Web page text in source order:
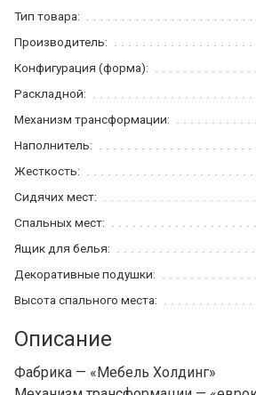
Тип товара:
Производитель:
Конфигурация (форма):
Раскладной:
Механизм трансформации:
Наполнитель:
Жесткость:
Сидячих мест:
Спальных мест:
Ящик для белья:
Декоративные подушки:
Высота спального места:
Описание
Фабрика — «Мебель Холдинг»